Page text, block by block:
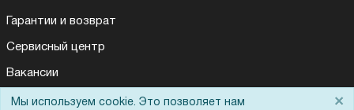
Гарантии и возврат
Сервисный центр
Вакансии
Обратная связь
Мы используем cookie. Это позволяет нам
×
Для Вас доступно эксклюзивное приложение при